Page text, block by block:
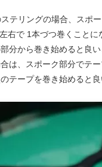
テリングの場合、スポ
右で 1本づつ巻くことに
分から巻き始めると良い
は、スポーク部分でテ
テープを巻き始めると良